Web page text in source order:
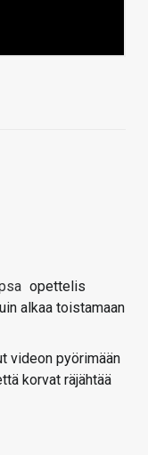
opettelis
alkaa toistamaan
videon pyörimään
korvat räjähtää